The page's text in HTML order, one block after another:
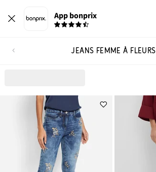
App bonprix
JEANS FEMME À FLEURS